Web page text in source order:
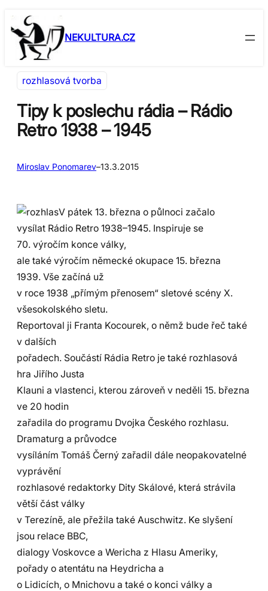
Přeskočit
na
obsah
Skip
to
content
NEKULTURA.CZ
rozhlasová tvorba
Tipy k poslechu rádia – Rádio
Retro 1938 – 1945
Miroslav Ponomarev–13.3.2015
V pátek 13. března o půlnoci začalo
vysílat Rádio Retro 1938–1945. Inspiruje se
70. výročím konce války,
ale také výročím německé okupace 15. března
1939. Vše začíná už
v roce 1938 „přímým přenosem“ sletové scény X.
všesokolského sletu.
Reportoval ji Franta Kocourek, o němž bude řeč také
v dalších
pořadech. Součástí Rádia Retro je také rozhlasová
hra Jiřího Justa
Klauni a vlastenci, kterou zároveň v neděli 15. března
ve 20 hodin
zařadila do programu Dvojka Českého rozhlasu.
Dramaturg a průvodce
vysíláním Tomáš Černý zařadil dále neopakovatelné
vyprávění
rozhlasové redaktorky Dity Skálové, která strávila
větší část války
v Terezíně, ale přežila také Auschwitz. Ke slyšení
jsou relace BBC,
dialogy Voskovce a Wericha z Hlasu Ameriky,
pořady o atentátu na Heydricha a
o Lidicích, o Mnichovu a také o konci války a